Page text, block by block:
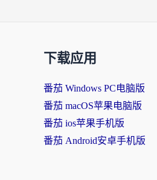
下载应用
番茄 Windows PC电脑版
番茄 macOS苹果电脑版
番茄 ios苹果手机版
番茄 Android安卓手机版